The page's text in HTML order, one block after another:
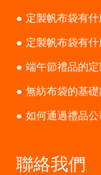
定製帆布袋有
定製帆布袋有
端午節禮品的
無紡布袋的基
如何通過禮品
聯絡我們